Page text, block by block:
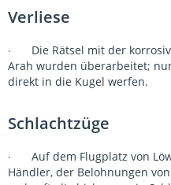
Verliese
·
Die Rätsel mit der
Arah wurden überarbeitet;
direkt in die Kugel werfen.
Schlachtzüge
·
Auf dem Flugplatz von
Händler, der Belohnungen